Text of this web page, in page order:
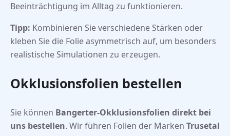
Beeinträchtigung im Alltag zu funktionieren.
Tipp: Kombinieren Sie verschiedene Stärken oder
kleben Sie die Folie asymmetrisch auf, um besonders
realistische Simulationen zu erzeugen.
Okklusionsfolien bestellen
Sie können Bangerter-Okklusionsfolien direkt bei
uns bestellen. Wir führen Folien der Marken Trusetal